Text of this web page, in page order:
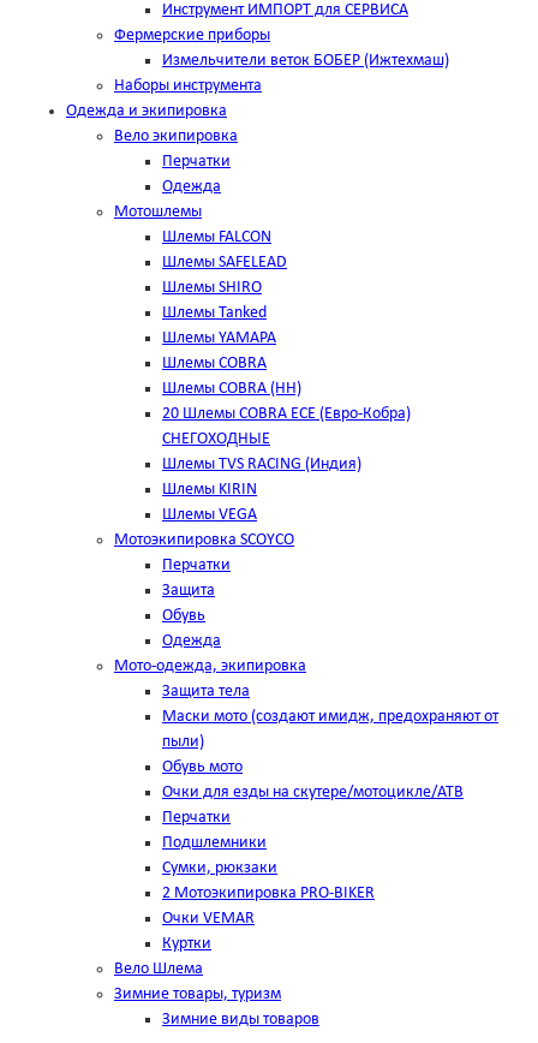
Инструмент ИМПОРТ для СЕРВИСА
Фермерские приборы
Измельчители веток БОБЕР (Ижтехмаш)
Наборы инструмента
Одежда и экипировка
Вело экипировка
Перчатки
Одежда
Мотошлемы
Шлемы FALCON
Шлемы SAFELEAD
Шлемы SHIRO
Шлемы Tanked
Шлемы YAMAPA
Шлемы COBRA
Шлемы COBRA (HH)
20 Шлемы COBRA ECE (Евро-Кобра)
СНЕГОХОДНЫЕ
Шлемы TVS RACING (Индия)
Шлемы KIRIN
Шлемы VEGA
Мотоэкипировка SCOYCO
Перчатки
Защита
Обувь
Одежда
Мото-одежда, экипировка
Защита тела
Маски мото (создают имидж, предохраняют от
пыли)
Обувь мото
Очки для езды на скутере/мотоцикле/АТВ
Перчатки
Подшлемники
Сумки, рюкзаки
2 Мотоэкипировка PRO-BIKER
Очки VEMAR
Куртки
Вело Шлема
Зимние товары, туризм
Зимние виды товаров